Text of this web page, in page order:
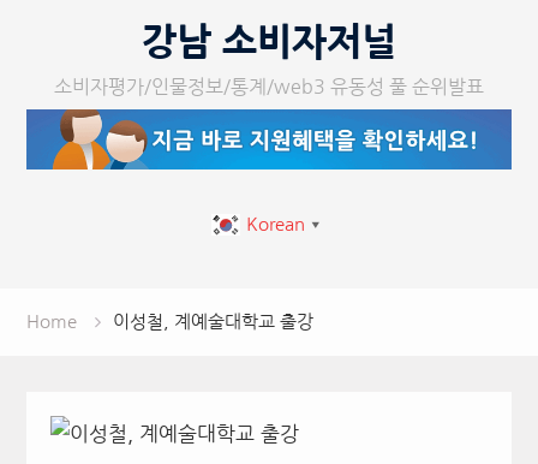
강남 소비자저널
소비자평가/인물정보/통계/web3 유동성 풀 순위발표
Korean ▼
Home 이성철, 계예술대학교 출강